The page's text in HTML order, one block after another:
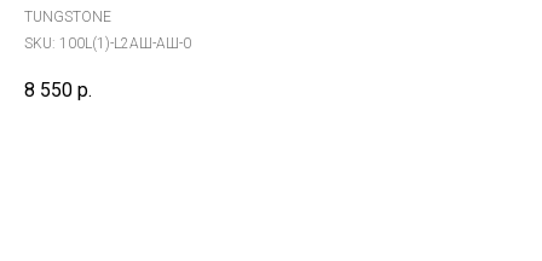
TUNGSTONE
SKU: 100L(1)-L2АШ-АШ-0
8 550 р.